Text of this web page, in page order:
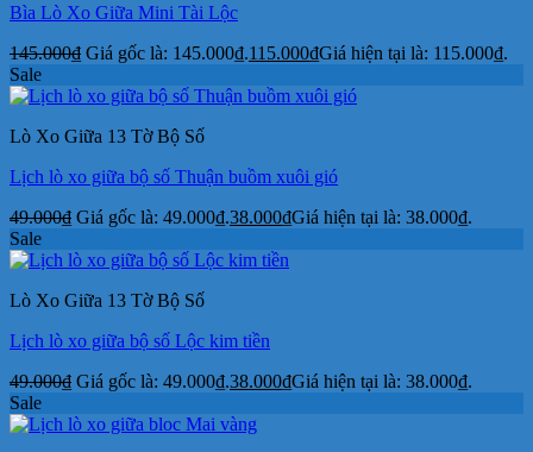
Bìa Lò Xo Giữa Mini Tài Lộc
145.000₫ Giá gốc là: 145.000₫.115.000₫Giá hiện tại là: 115.000₫.
Sale
Lò Xo Giữa 13 Tờ Bộ Số
Lịch lò xo giữa bộ số Thuận buồm xuôi gió
49.000₫ Giá gốc là: 49.000₫.38.000₫Giá hiện tại là: 38.000₫.
Sale
Lò Xo Giữa 13 Tờ Bộ Số
Lịch lò xo giữa bộ số Lộc kim tiền
49.000₫ Giá gốc là: 49.000₫.38.000₫Giá hiện tại là: 38.000₫.
Sale